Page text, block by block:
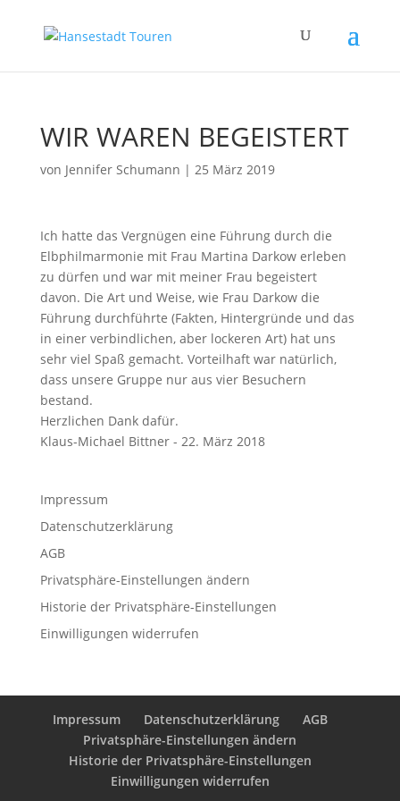
WIR WAREN BEGEISTERT
von Jennifer Schumann | 25 März 2019
Ich hatte das Vergnügen eine Führung durch die
Elbphilmarmonie mit Frau Martina Darkow erleben
zu dürfen und war mit meiner Frau begeistert
davon. Die Art und Weise, wie Frau Darkow die
Führung durchführte (Fakten, Hintergründe und das
in einer verbindlichen, aber lockeren Art) hat uns
sehr viel Spaß gemacht. Vorteilhaft war natürlich,
dass unsere Gruppe nur aus vier Besuchern
bestand.
Herzlichen Dank dafür.
Klaus-Michael Bittner - 22. März 2018
Impressum
Datenschutzerklärung
AGB
Privatsphäre-Einstellungen ändern
Historie der Privatsphäre-Einstellungen
Einwilligungen widerrufen
Impressum Datenschutzerklärung
AGB
Privatsphäre-Einstellungen ändern
Historie der Privatsphäre-Einstellungen
Einwilligungen widerrufen